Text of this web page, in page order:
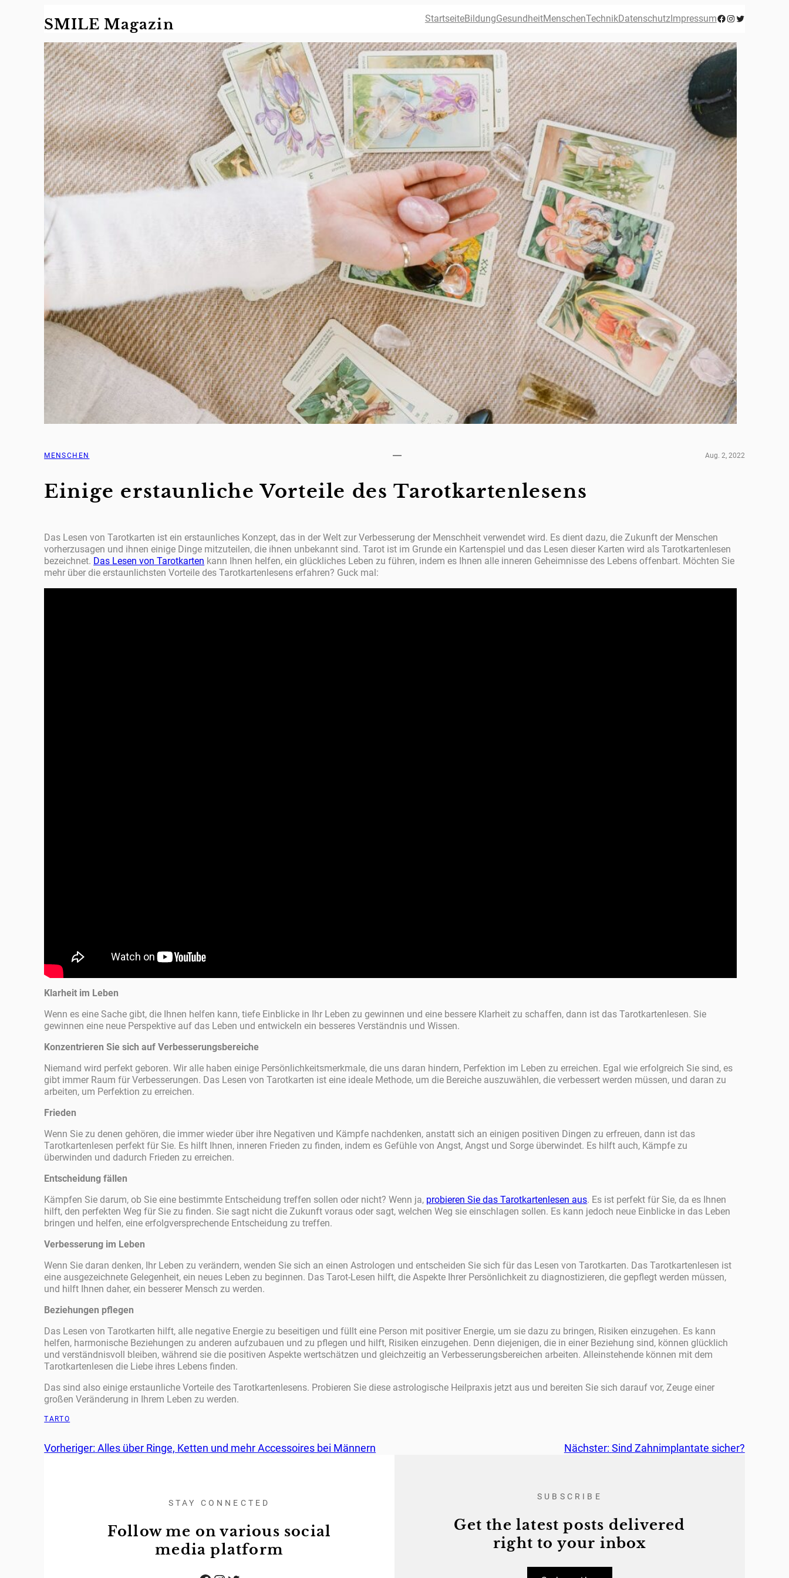
Inhalt
springen
SMILE Magazin StartseiteBildungGesundheitMenschenTechnikDatenschutzImpressumFacebook Instagram Twitter
MENSCHEN Aug. 2, 2022
Einige erstaunliche Vorteile des Tarotkartenlesens
Das Lesen von Tarotkarten ist ein erstaunliches Konzept, das in der Welt zur Verbesserung der Menschheit verwendet wird. Es dient dazu, die Zukunft der Menschen
vorherzusagen und ihnen einige Dinge mitzuteilen, die ihnen unbekannt sind. Tarot ist im Grunde ein Kartenspiel und das Lesen dieser Karten wird als Tarotkartenlesen
bezeichnet. Das Lesen von Tarotkarten kann Ihnen helfen, ein glückliches Leben zu führen, indem es Ihnen alle inneren Geheimnisse des Lebens offenbart. Möchten Sie
mehr über die erstaunlichsten Vorteile des Tarotkartenlesens erfahren? Guck mal:
Klarheit im Leben
Wenn es eine Sache gibt, die Ihnen helfen kann, tiefe Einblicke in Ihr Leben zu gewinnen und eine bessere Klarheit zu schaffen, dann ist das Tarotkartenlesen. Sie
gewinnen eine neue Perspektive auf das Leben und entwickeln ein besseres Verständnis und Wissen.
Konzentrieren Sie sich auf Verbesserungsbereiche
Niemand wird perfekt geboren. Wir alle haben einige Persönlichkeitsmerkmale, die uns daran hindern, Perfektion im Leben zu erreichen. Egal wie erfolgreich Sie sind, es
gibt immer Raum für Verbesserungen. Das Lesen von Tarotkarten ist eine ideale Methode, um die Bereiche auszuwählen, die verbessert werden müssen, und daran zu
arbeiten, um Perfektion zu erreichen.
Frieden
Wenn Sie zu denen gehören, die immer wieder über ihre Negativen und Kämpfe nachdenken, anstatt sich an einigen positiven Dingen zu erfreuen, dann ist das
Tarotkartenlesen perfekt für Sie. Es hilft Ihnen, inneren Frieden zu finden, indem es Gefühle von Angst, Angst und Sorge überwindet. Es hilft auch, Kämpfe zu
überwinden und dadurch Frieden zu erreichen.
Entscheidung fällen
Kämpfen Sie darum, ob Sie eine bestimmte Entscheidung treffen sollen oder nicht? Wenn ja, probieren Sie das Tarotkartenlesen aus. Es ist perfekt für Sie, da es Ihnen
hilft, den perfekten Weg für Sie zu finden. Sie sagt nicht die Zukunft voraus oder sagt, welchen Weg sie einschlagen sollen. Es kann jedoch neue Einblicke in das Leben
bringen und helfen, eine erfolgversprechende Entscheidung zu treffen.
Verbesserung im Leben
Wenn Sie daran denken, Ihr Leben zu verändern, wenden Sie sich an einen Astrologen und entscheiden Sie sich für das Lesen von Tarotkarten. Das Tarotkartenlesen ist
eine ausgezeichnete Gelegenheit, ein neues Leben zu beginnen. Das Tarot-Lesen hilft, die Aspekte Ihrer Persönlichkeit zu diagnostizieren, die gepflegt werden müssen,
und hilft Ihnen daher, ein besserer Mensch zu werden.
Beziehungen pflegen
Das Lesen von Tarotkarten hilft, alle negative Energie zu beseitigen und füllt eine Person mit positiver Energie, um sie dazu zu bringen, Risiken einzugehen. Es kann
helfen, harmonische Beziehungen zu anderen aufzubauen und zu pflegen und hilft, Risiken einzugehen. Denn diejenigen, die in einer Beziehung sind, können glücklich
und verständnisvoll bleiben, während sie die positiven Aspekte wertschätzen und gleichzeitig an Verbesserungsbereichen arbeiten. Alleinstehende können mit dem
Tarotkartenlesen die Liebe ihres Lebens finden.
Das sind also einige erstaunliche Vorteile des Tarotkartenlesens. Probieren Sie diese astrologische Heilpraxis jetzt aus und bereiten Sie sich darauf vor, Zeuge einer
großen Veränderung in Ihrem Leben zu werden.
TARTO
Vorheriger: Alles über Ringe, Ketten und mehr Accessoires bei Männern Nächster: Sind Zahnimplantate sicher?
STAY CONNECTED
Follow me on various social
media platform
SUBSCRIBE
Get the latest posts delivered
right to your inbox